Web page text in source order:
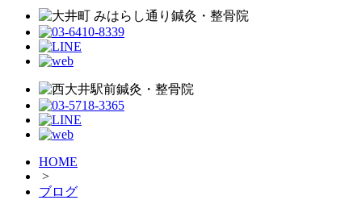
HOME
>
ブログ